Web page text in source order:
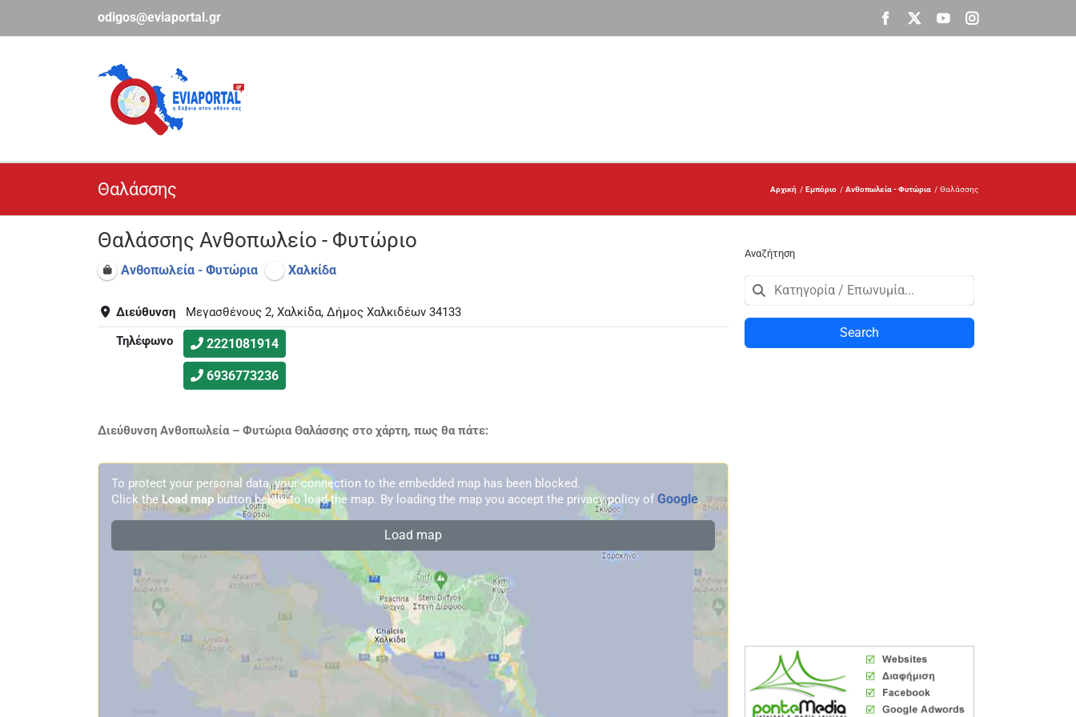
περιεχόμενο
odigos@eviaportal.gr Facebook
X YouTubeInstagram
Θαλάσσης Αρχική Εμπόριο Ανθοπωλεία - Φυτώρια Θαλάσσης
Θαλάσσης Ανθοπωλείο - Φυτώριο
Ανθοπωλεία - Φυτώρια Χαλκίδα
Διεύθυνση
Μεγασθένους 2, Χαλκίδα, Δήμος Χαλκιδέων 34133
Τηλέφωνο
2221081914
6936773236
Διεύθυνση Ανθοπωλεία – Φυτώρια Θαλάσσης στο χάρτη, πως θα πάτε:
To protect your personal data, your connection to the embedded map has been blocked.
Click the Load mapbutton below to load the map. By loading the map you accept the privacy policy of Google.
Load map
Αναζήτηση
Search